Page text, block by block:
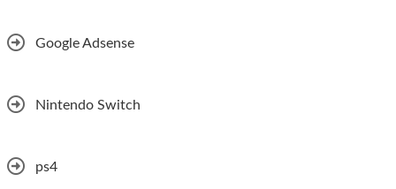
Google Adsense
Nintendo Switch
ps4